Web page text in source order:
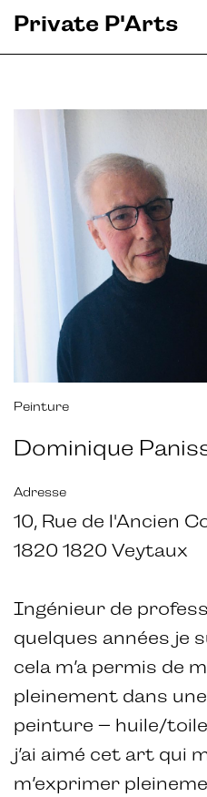
Private P'Arts
Peinture
Dominique
Adresse
10, Rue de l'Ancien
1820 1820 Veytaux
Ingénieur de
quelques années je
cela m’a permis de
pleinement dans
peinture – huile/
j’ai aimé cet art qui
m’exprimer